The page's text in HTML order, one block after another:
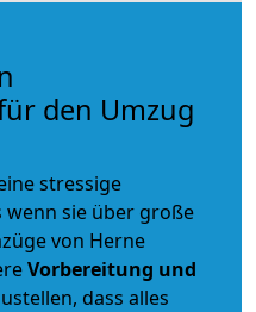
den Umzug
stressige
wenn sie über große
von Herne
Vorbereitung und
dass alles